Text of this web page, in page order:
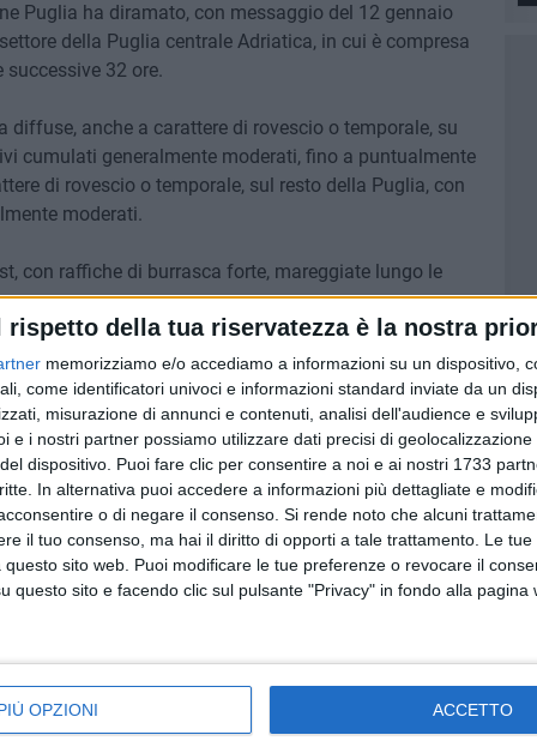
rispetto della tua riservatezza è la nostra
memorizziamo e/o accediamo a informazioni su un dispositivo,
come identificatori univoci e informazioni standard inviate da un
misurazione di annunci e contenuti, analisi dell'audience e
e i nostri partner possiamo utilizzare dati precisi di
dispositivo. Puoi fare clic per consentire a noi e ai nostri 1733
In alternativa puoi accedere a informazioni più dettagliate e
o di negare il consenso. Si rende noto che alcuni
il tuo consenso, ma hai il diritto di opporti a tale trattamento. Le
sito web. Puoi modificare le tue preferenze o revocare il
questo sito e facendo clic sul pulsante "Privacy" in fondo alla pagina
OPZIONI ACCETTO
Puglia ha diramato, con messaggio del 12 gennaio
della Puglia centrale Adriatica, in cui è compresa
32 ore.
diffuse, anche a carattere di rovescio o temporale, su
cumulati generalmente moderati, fino a puntualmente
di rovescio o temporale, sul resto della Puglia, con
moderati.
con raffiche di burrasca forte, mareggiate lungo le
meteorologico dopo quattro giorni di pioggia.
e
8 AGOSTO 2026
Le forze di maggioranza: «Con la
nomina di Angeletti completata
la squadra di governo della
città»